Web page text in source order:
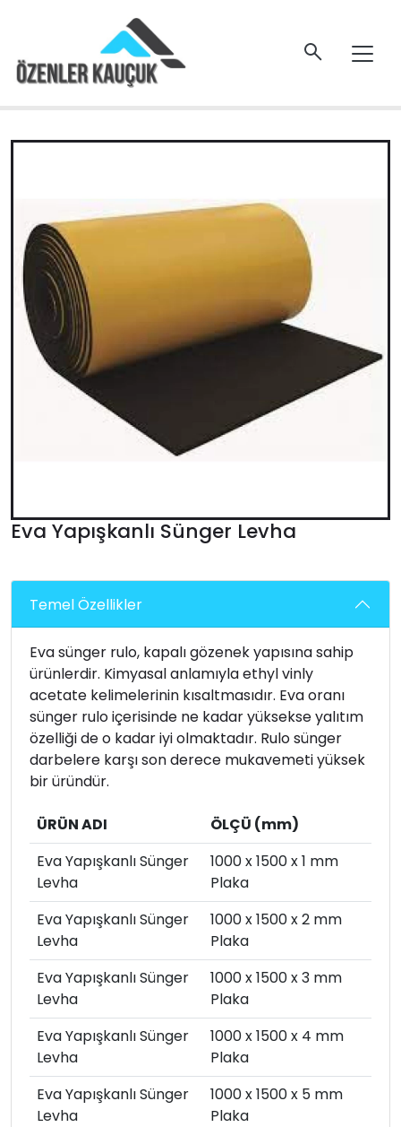
Eva Yapışkanlı Sünger Levha
Temel Özellikler
Eva sünger rulo, kapalı gözenek yapısına sahip
ürünlerdir. Kimyasal anlamıyla ethyl vinly
acetate kelimelerinin kısaltmasıdır. Eva oranı
sünger rulo içerisinde ne kadar yüksekse yalıtım
özelliği de o kadar iyi olmaktadır. Rulo sünger
darbelere karşı son derece mukavemeti yüksek
bir üründür.
ÜRÜN ADI
ÖLÇÜ (mm)
Eva Yapışkanlı Sünger
Levha
1000 x 1500 x 1 mm
Plaka
Eva Yapışkanlı Sünger
Levha
1000 x 1500 x 2 mm
Plaka
Eva Yapışkanlı Sünger
Levha
1000 x 1500 x 3 mm
Plaka
Eva Yapışkanlı Sünger
Levha
1000 x 1500 x 4 mm
Plaka
Eva Yapışkanlı Sünger
Levha
1000 x 1500 x 5 mm
Plaka